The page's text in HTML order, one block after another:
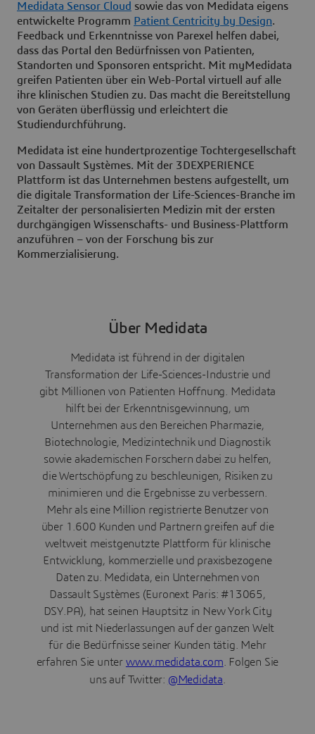
Medidata Sensor Cloud sowie das von Medidata eigens
entwickelte Programm Patient Centricity by Design.
Feedback und Erkenntnisse von Parexel helfen dabei,
dass das Portal den Bedürfnissen von Patienten,
Standorten und Sponsoren entspricht. Mit myMedidata
greifen Patienten über ein Web-Portal virtuell auf alle
ihre klinischen Studien zu. Das macht die Bereitstellung
von Geräten überflüssig und erleichtert die
Studiendurchführung.
Medidata ist eine hundertprozentige Tochtergesellschaft
von Dassault Systèmes. Mit der 3DEXPERIENCE
Plattform ist das Unternehmen bestens aufgestellt, um
die digitale Transformation der Life-Sciences-Branche im
Zeitalter der personalisierten Medizin mit der ersten
durchgängigen Wissenschafts- und Business-Plattform
anzuführen – von der Forschung bis zur
Kommerzialisierung.
Über Medidata
Medidata ist führend in der digitalen
Transformation der Life-Sciences-Industrie und
gibt Millionen von Patienten Hoffnung. Medidata
hilft bei der Erkenntnisgewinnung, um
Unternehmen aus den Bereichen Pharmazie,
Biotechnologie, Medizintechnik und Diagnostik
sowie akademischen Forschern dabei zu helfen,
die Wertschöpfung zu beschleunigen, Risiken zu
minimieren und die Ergebnisse zu verbessern.
Mehr als eine Million registrierte Benutzer von
über 1.600 Kunden und Partnern greifen auf die
weltweit meistgenutzte Plattform für klinische
Entwicklung, kommerzielle und praxisbezogene
Daten zu. Medidata, ein Unternehmen von
Dassault Systèmes (Euronext Paris: #13065,
DSY.PA), hat seinen Hauptsitz in New York City
und ist mit Niederlassungen auf der ganzen Welt
für die Bedürfnisse seiner Kunden tätig. Mehr
erfahren Sie unter www.medidata.com . Folgen Sie
uns auf Twitter: @Medidata